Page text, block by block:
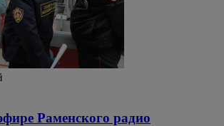
Раменского радио